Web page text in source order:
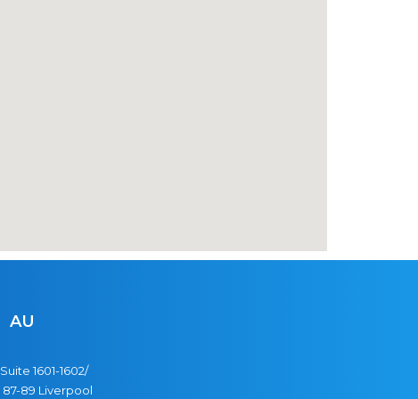
AU
Suite 1601-1602/
87-89 Liverpool